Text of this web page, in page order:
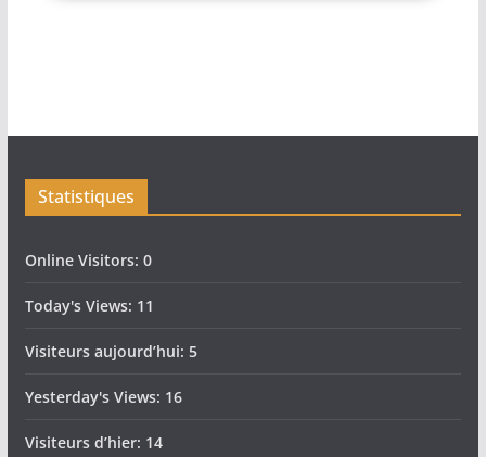
Statistiques
Online Visitors: 0
Today's Views: 11
Visiteurs aujourd’hui: 5
Yesterday's Views: 16
Visiteurs d’hier: 14